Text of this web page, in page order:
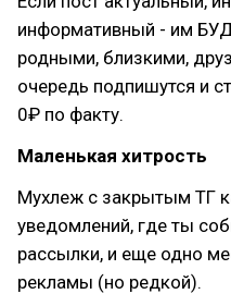
информативный - им
родными, близкими,
очередь подпишутся и
0₽ по факту.
Маленькая хитрость
Мухлеж с закрытым ТГ
уведомлений, где ты
рассылки, и еще одно
рекламы (но редкой).